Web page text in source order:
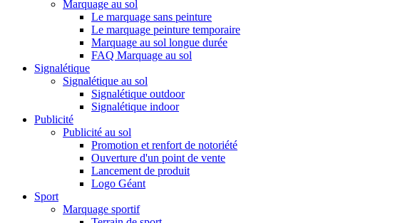
Marquage au sol
Le marquage sans peinture
Le marquage peinture temporaire
Marquage au sol longue durée
FAQ Marquage au sol
Signalétique
Signalétique au sol
Signalétique outdoor
Signalétique indoor
Publicité
Publicité au sol
Promotion et renfort de notoriété
Ouverture d'un point de vente
Lancement de produit
Logo Géant
Sport
Marquage sportif